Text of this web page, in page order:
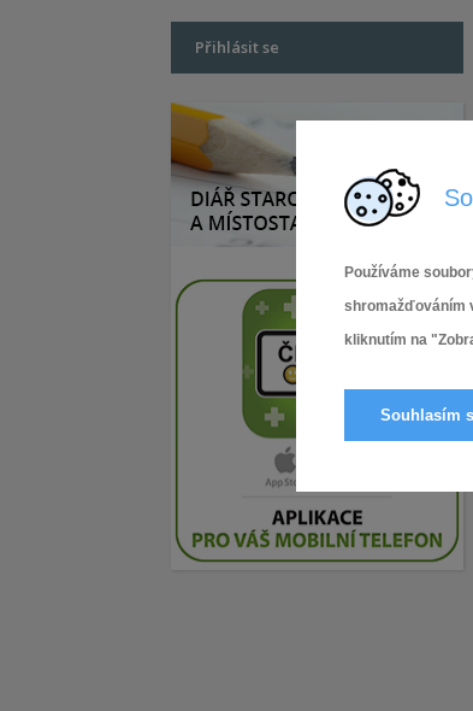
Používáme
shromažďováním
kliknutím na
Souhlasím
Přihlásit se